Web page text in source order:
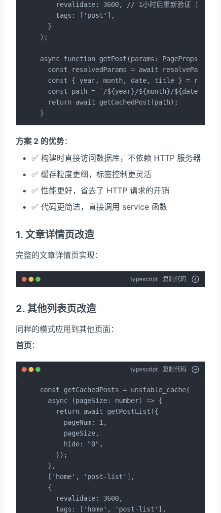
revalidate: 3600, // 1小时后重新验证（兜底机
    tags: ['post'],
  }
);
async function getPost(params:
const resolvedParams = await
const { year, month, date, title } =
const path = `/${year}/${month}/${date}/
  return await getCachedPost(path);
}
方案 2 的优势：
✅ 构建时直接访问数据库，不依赖 HTTP 服务器
✅ 缓存粒度更细，标签控制更灵活
✅ 性能更好，省去了 HTTP 请求的开销
✅ 代码更简洁，直接调用 service 函数
1. 文章详情页改造
完整的文章详情页实现：
typescript 复制代码
2. 其他列表页改造
同样的模式应用到其他页面：
首页：
typescript 复制代码
const getCachedPosts = unstable_cache(
  async (pageSize: number) => {
    return await getPostList({
      pageNum: 1,
      pageSize,
      hide: "0",
    });
  },
  ['home', 'post-list'],
  {
    revalidate: 3600,
    tags: ['home', 'post-list'],